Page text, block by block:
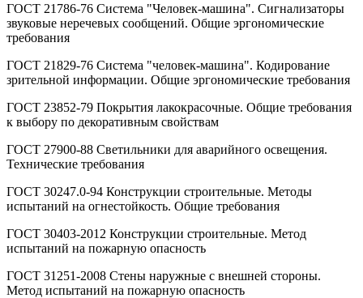
ГОСТ 21786-76 Система "Человек-машина". Сигнализаторы
звуковые неречевых сообщений. Общие эргономические
требования
ГОСТ 21829-76 Система "человек-машина". Кодирование
зрительной информации. Общие эргономические требования
ГОСТ 23852-79 Покрытия лакокрасочные. Общие требования
к выбору по декоративным свойствам
ГОСТ 27900-88 Светильники для аварийного освещения.
Технические требования
ГОСТ 30247.0-94 Конструкции строительные. Методы
испытаний на огнестойкость. Общие требования
ГОСТ 30403-2012 Конструкции строительные. Метод
испытаний на пожарную опасность
ГОСТ 31251-2008 Стены наружные с внешней стороны.
Метод испытаний на пожарную опасность